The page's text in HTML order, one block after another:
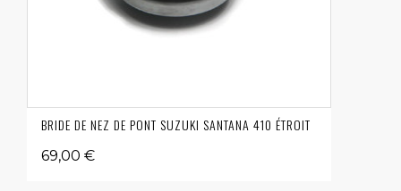
BRIDE DE NEZ DE PONT SUZUKI SANTANA 410 ÉTROIT
69,00 €